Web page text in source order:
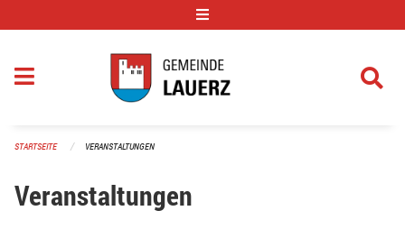
STARTSEITE VERANSTALTUNGEN
Veranstaltungen